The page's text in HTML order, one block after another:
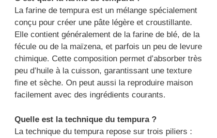
La farine de tempura est un mélange spécialement
conçu pour créer une pâte légère et croustillante.
Elle contient généralement de la farine de blé, de la
fécule ou de la maïzena, et parfois un peu de levure
chimique. Cette composition permet d’absorber très
peu d’huile à la cuisson, garantissant une texture
fine et sèche. On peut aussi la reproduire maison
facilement avec des ingrédients courants.
Quelle est la technique du tempura ?
La technique du tempura repose sur trois piliers :